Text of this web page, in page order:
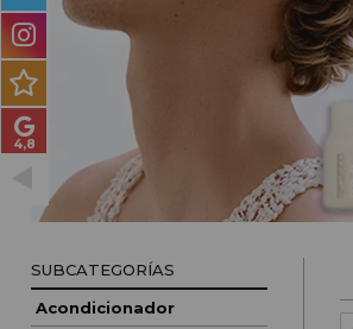
PRODUCTOS PARA
HOMBRES
MÉTODO CURLY
PACKS DE REGALO
OUTLET
SUBCATEGORÍAS
Acondicionador